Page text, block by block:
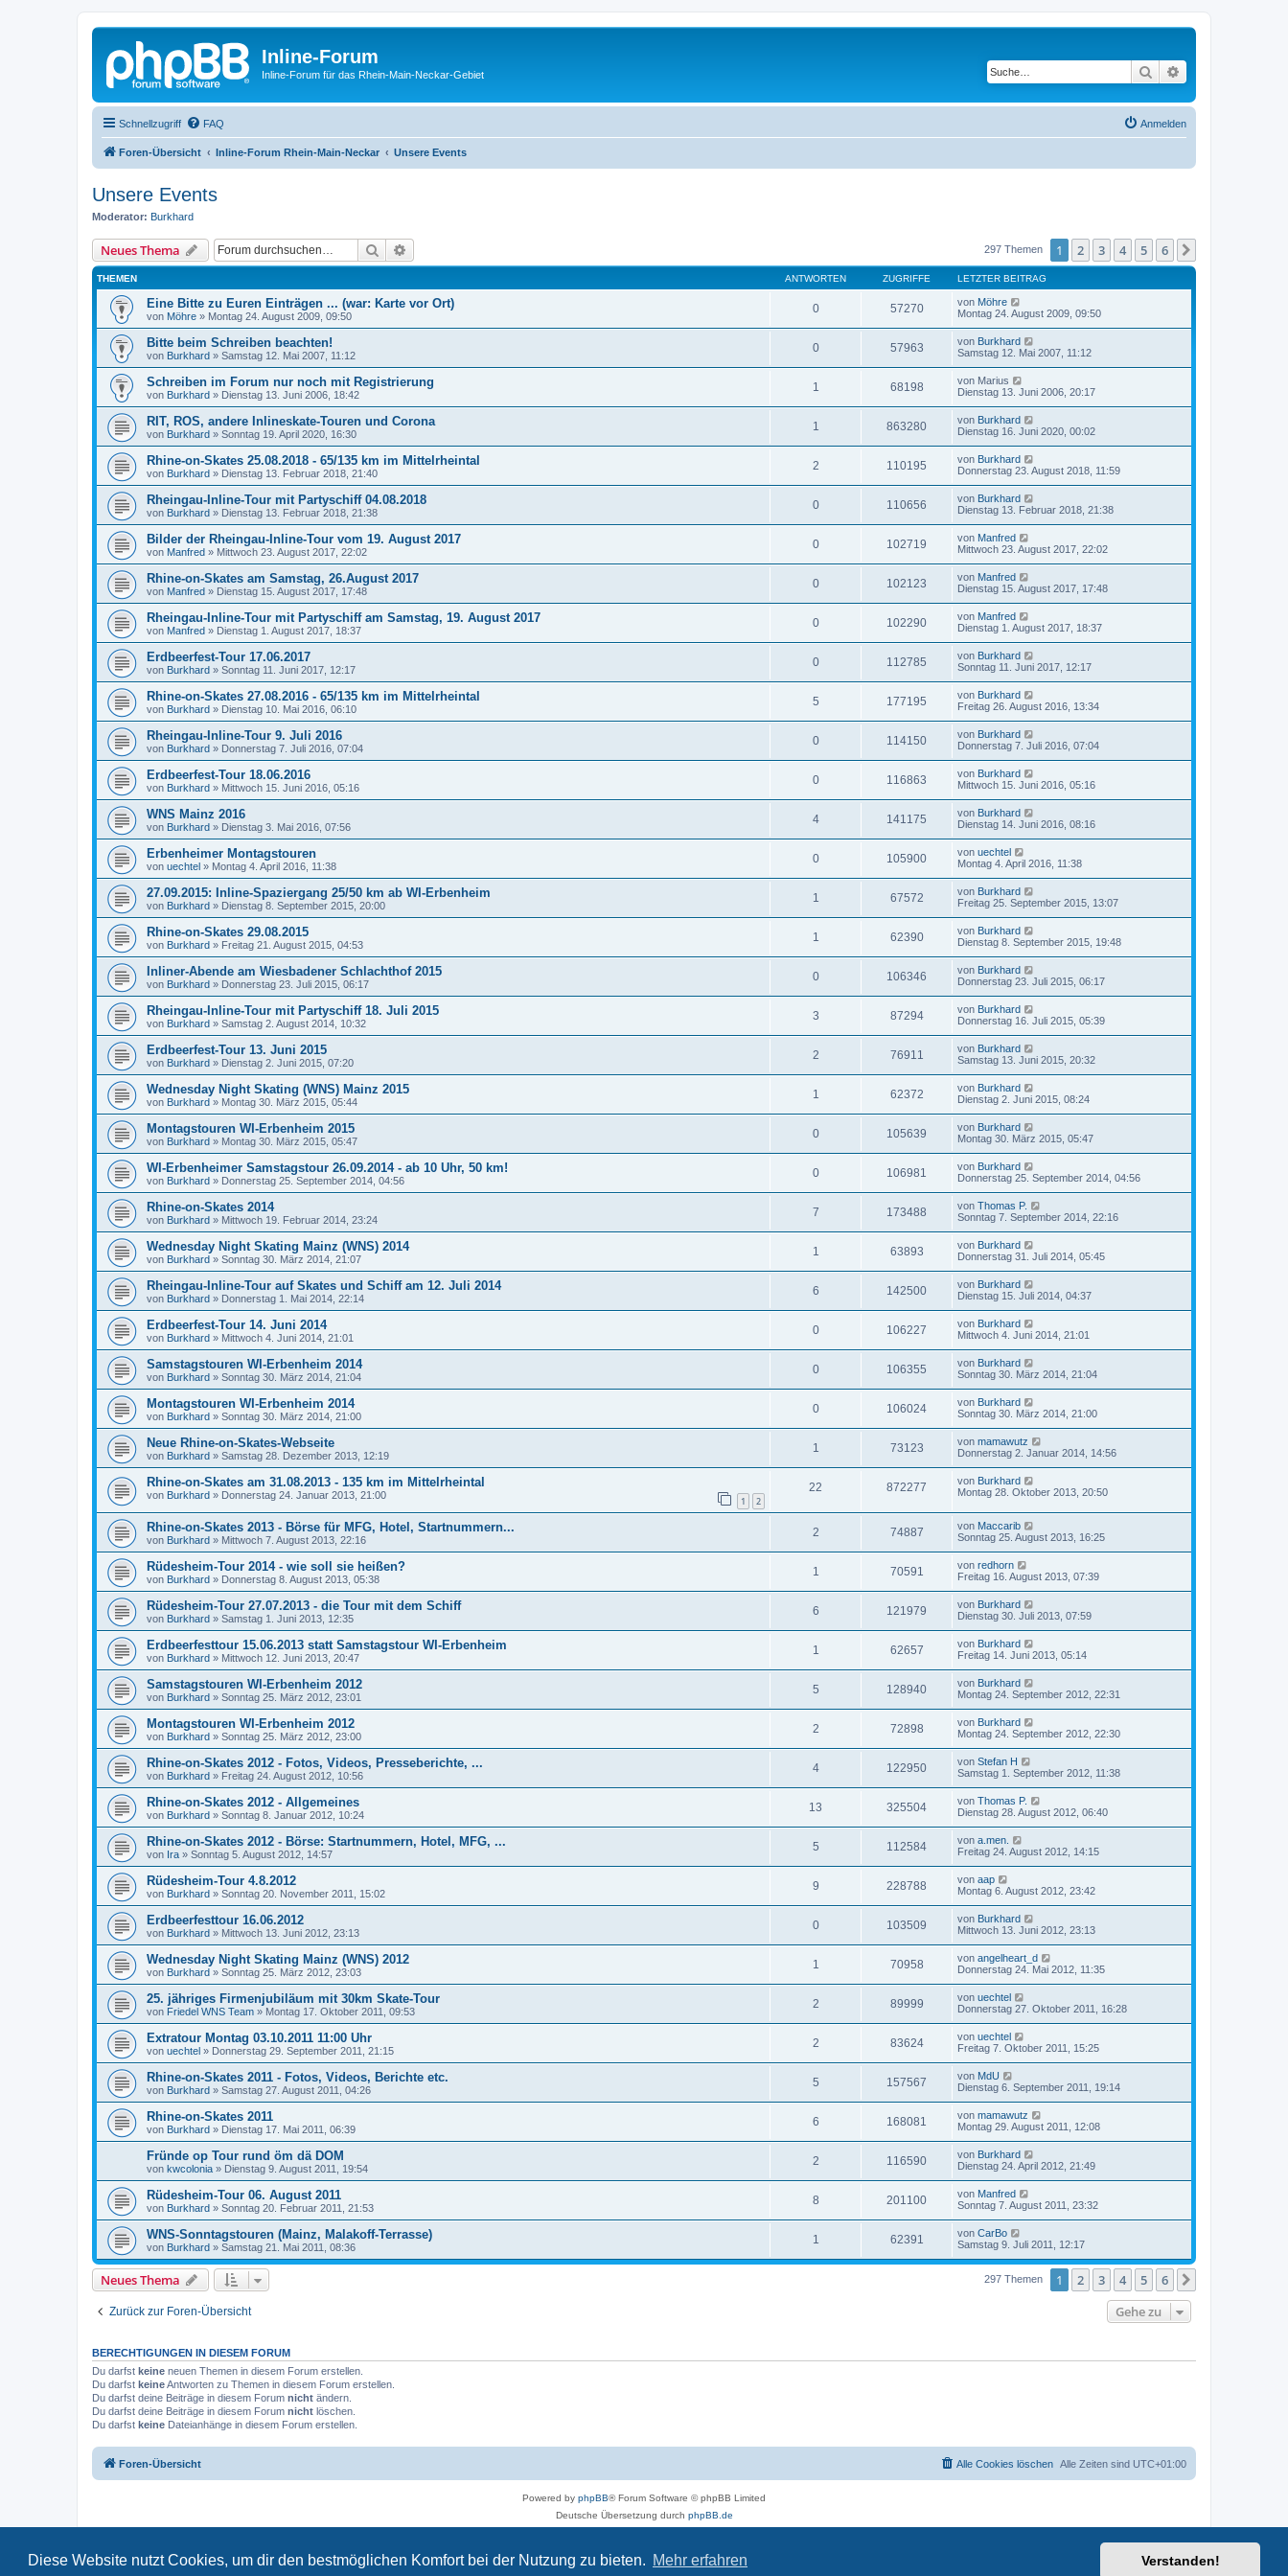
Diese Website nutzt Cookies, um dir den bestmöglichen Komfort bei der Nutzung zu bieten. Mehr erfahren Verstanden!
Inline-Forum
Inline-Forum für das Rhein-Main-Neckar-Gebiet Suche
Schnellzugriff FAQ Anmelden
Foren-Übersicht Inline-Forum Rhein-Main-Neckar Unsere Events
Unsere Events
Moderator: Burkhard
Neues Thema Suche 297 Themen 1 2 3 4 5 6
THEMEN ANTWORTEN ZUGRIFFE LETZTER BEITRAG
Eine Bitte zu Euren Einträgen ... (war: Karte vor Ort)
von Möhre » Montag 24. August 2009, 09:50
0 57270 von Möhre
Montag 24. August 2009, 09:50
Bitte beim Schreiben beachten!
von Burkhard » Samstag 12. Mai 2007, 11:12
0 57963 von Burkhard
Samstag 12. Mai 2007, 11:12
Schreiben im Forum nur noch mit Registrierung
von Burkhard » Dienstag 13. Juni 2006, 18:42
1 68198 von Marius
Dienstag 13. Juni 2006, 20:17
RIT, ROS, andere Inlineskate-Touren und Corona
von Burkhard » Sonntag 19. April 2020, 16:30
1 863280 von Burkhard
Dienstag 16. Juni 2020, 00:02
Rhine-on-Skates 25.08.2018 - 65/135 km im Mittelrheintal
von Burkhard » Dienstag 13. Februar 2018, 21:40
2 110195 von Burkhard
Donnerstag 23. August 2018, 11:59
Rheingau-Inline-Tour mit Partyschiff 04.08.2018
von Burkhard » Dienstag 13. Februar 2018, 21:38
0 110656 von Burkhard
Dienstag 13. Februar 2018, 21:38
Bilder der Rheingau-Inline-Tour vom 19. August 2017
von Manfred » Mittwoch 23. August 2017, 22:02
0 102719 von Manfred
Mittwoch 23. August 2017, 22:02
Rhine-on-Skates am Samstag, 26.August 2017
von Manfred » Dienstag 15. August 2017, 17:48
0 102123 von Manfred
Dienstag 15. August 2017, 17:48
Rheingau-Inline-Tour mit Partyschiff am Samstag, 19. August 2017
von Manfred » Dienstag 1. August 2017, 18:37
0 102290 von Manfred
Dienstag 1. August 2017, 18:37
Erdbeerfest-Tour 17.06.2017
von Burkhard » Sonntag 11. Juni 2017, 12:17
0 112785 von Burkhard
Sonntag 11. Juni 2017, 12:17
Rhine-on-Skates 27.08.2016 - 65/135 km im Mittelrheintal
von Burkhard » Dienstag 10. Mai 2016, 06:10
5 177195 von Burkhard
Freitag 26. August 2016, 13:34
Rheingau-Inline-Tour 9. Juli 2016
von Burkhard » Donnerstag 7. Juli 2016, 07:04
0 114150 von Burkhard
Donnerstag 7. Juli 2016, 07:04
Erdbeerfest-Tour 18.06.2016
von Burkhard » Mittwoch 15. Juni 2016, 05:16
0 116863 von Burkhard
Mittwoch 15. Juni 2016, 05:16
WNS Mainz 2016
von Burkhard » Dienstag 3. Mai 2016, 07:56
4 141175 von Burkhard
Dienstag 14. Juni 2016, 08:16
Erbenheimer Montagstouren
von uechtel » Montag 4. April 2016, 11:38
0 105900 von uechtel
Montag 4. April 2016, 11:38
27.09.2015: Inline-Spaziergang 25/50 km ab WI-Erbenheim
von Burkhard » Dienstag 8. September 2015, 20:00
1 67572 von Burkhard
Freitag 25. September 2015, 13:07
Rhine-on-Skates 29.08.2015
von Burkhard » Freitag 21. August 2015, 04:53
1 62390 von Burkhard
Dienstag 8. September 2015, 19:48
Inliner-Abende am Wiesbadener Schlachthof 2015
von Burkhard » Donnerstag 23. Juli 2015, 06:17
0 106346 von Burkhard
Donnerstag 23. Juli 2015, 06:17
Rheingau-Inline-Tour mit Partyschiff 18. Juli 2015
von Burkhard » Samstag 2. August 2014, 10:32
3 87294 von Burkhard
Donnerstag 16. Juli 2015, 05:39
Erdbeerfest-Tour 13. Juni 2015
von Burkhard » Dienstag 2. Juni 2015, 07:20
2 76911 von Burkhard
Samstag 13. Juni 2015, 20:32
Wednesday Night Skating (WNS) Mainz 2015
von Burkhard » Montag 30. März 2015, 05:44
1 62372 von Burkhard
Dienstag 2. Juni 2015, 08:24
Montagstouren WI-Erbenheim 2015
von Burkhard » Montag 30. März 2015, 05:47
0 105639 von Burkhard
Montag 30. März 2015, 05:47
WI-Erbenheimer Samstagstour 26.09.2014 - ab 10 Uhr, 50 km!
von Burkhard » Donnerstag 25. September 2014, 04:56
0 106981 von Burkhard
Donnerstag 25. September 2014, 04:56
Rhine-on-Skates 2014
von Burkhard » Mittwoch 19. Februar 2014, 23:24
7 173488 von Thomas P.
Sonntag 7. September 2014, 22:16
Wednesday Night Skating Mainz (WNS) 2014
von Burkhard » Sonntag 30. März 2014, 21:07
1 63893 von Burkhard
Donnerstag 31. Juli 2014, 05:45
Rheingau-Inline-Tour auf Skates und Schiff am 12. Juli 2014
von Burkhard » Donnerstag 1. Mai 2014, 22:14
6 142500 von Burkhard
Dienstag 15. Juli 2014, 04:37
Erdbeerfest-Tour 14. Juni 2014
von Burkhard » Mittwoch 4. Juni 2014, 21:01
0 106227 von Burkhard
Mittwoch 4. Juni 2014, 21:01
Samstagstouren WI-Erbenheim 2014
von Burkhard » Sonntag 30. März 2014, 21:04
0 106355 von Burkhard
Sonntag 30. März 2014, 21:04
Montagstouren WI-Erbenheim 2014
von Burkhard » Sonntag 30. März 2014, 21:00
0 106024 von Burkhard
Sonntag 30. März 2014, 21:00
Neue Rhine-on-Skates-Webseite
von Burkhard » Samstag 28. Dezember 2013, 12:19
1 73123 von mamawutz
Donnerstag 2. Januar 2014, 14:56
Rhine-on-Skates am 31.08.2013 - 135 km im Mittelrheintal
von Burkhard » Donnerstag 24. Januar 2013, 21:00 1 2
22 872277 von Burkhard
Montag 28. Oktober 2013, 20:50
Rhine-on-Skates 2013 - Börse für MFG, Hotel, Startnummern...
von Burkhard » Mittwoch 7. August 2013, 22:16
2 74887 von Maccarib
Sonntag 25. August 2013, 16:25
Rüdesheim-Tour 2014 - wie soll sie heißen?
von Burkhard » Donnerstag 8. August 2013, 05:38
1 70591 von redhorn
Freitag 16. August 2013, 07:39
Rüdesheim-Tour 27.07.2013 - die Tour mit dem Schiff
von Burkhard » Samstag 1. Juni 2013, 12:35
6 121979 von Burkhard
Dienstag 30. Juli 2013, 07:59
Erdbeerfesttour 15.06.2013 statt Samstagstour WI-Erbenheim
von Burkhard » Mittwoch 12. Juni 2013, 20:47
1 62657 von Burkhard
Freitag 14. Juni 2013, 05:14
Samstagstouren WI-Erbenheim 2012
von Burkhard » Sonntag 25. März 2012, 23:01
5 128940 von Burkhard
Montag 24. September 2012, 22:31
Montagstouren WI-Erbenheim 2012
von Burkhard » Sonntag 25. März 2012, 23:00
2 72898 von Burkhard
Montag 24. September 2012, 22:30
Rhine-on-Skates 2012 - Fotos, Videos, Presseberichte, ...
von Burkhard » Freitag 24. August 2012, 10:56
4 122950 von Stefan H
Samstag 1. September 2012, 11:38
Rhine-on-Skates 2012 - Allgemeines
von Burkhard » Sonntag 8. Januar 2012, 10:24
13 325504 von Thomas P.
Dienstag 28. August 2012, 06:40
Rhine-on-Skates 2012 - Börse: Startnummern, Hotel, MFG, ...
von Ira » Sonntag 5. August 2012, 14:57
5 112584 von a.men.
Freitag 24. August 2012, 14:15
Rüdesheim-Tour 4.8.2012
von Burkhard » Sonntag 20. November 2011, 15:02
9 228788 von aap
Montag 6. August 2012, 23:42
Erdbeerfesttour 16.06.2012
von Burkhard » Mittwoch 13. Juni 2012, 23:13
0 103509 von Burkhard
Mittwoch 13. Juni 2012, 23:13
Wednesday Night Skating Mainz (WNS) 2012
von Burkhard » Sonntag 25. März 2012, 23:03
1 70958 von angelheart_d
Donnerstag 24. Mai 2012, 11:35
25. jähriges Firmenjubiläum mit 30km Skate-Tour
von Friedel WNS Team » Montag 17. Oktober 2011, 09:53
2 89999 von uechtel
Donnerstag 27. Oktober 2011, 16:28
Extratour Montag 03.10.2011 11:00 Uhr
von uechtel » Donnerstag 29. September 2011, 21:15
2 83624 von uechtel
Freitag 7. Oktober 2011, 15:25
Rhine-on-Skates 2011 - Fotos, Videos, Berichte etc.
von Burkhard » Samstag 27. August 2011, 04:26
5 157567 von MdU
Dienstag 6. September 2011, 19:14
Rhine-on-Skates 2011
von Burkhard » Dienstag 17. Mai 2011, 06:39
6 168081 von mamawutz
Montag 29. August 2011, 12:08
Fründe op Tour rund öm dä DOM
von kwcolonia » Dienstag 9. August 2011, 19:54
2 116590 von Burkhard
Dienstag 24. April 2012, 21:49
Rüdesheim-Tour 06. August 2011
von Burkhard » Sonntag 20. Februar 2011, 21:53
8 201100 von Manfred
Sonntag 7. August 2011, 23:32
WNS-Sonntagstouren (Mainz, Malakoff-Terrasse)
von Burkhard » Samstag 21. Mai 2011, 08:36
1 62391 von CarBo
Samstag 9. Juli 2011, 12:17
Neues Thema 297 Themen 1 2 3 4 5 6
Zurück zur Foren-Übersicht Gehe zu
BERECHTIGUNGEN IN DIESEM FORUM
Du darfst keine neuen Themen in diesem Forum erstellen.
Du darfst keineAntworten zu Themen in diesem Forum erstellen.
Du darfst deine Beiträge in diesem Forum nicht ändern.
Du darfst deine Beiträge in diesem Forum nicht löschen.
Du darfst keine Dateianhänge in diesem Forum erstellen.
Foren-Übersicht Alle Zeiten sind UTC+01:00
Alle Cookies löschen
Powered by phpBB® Forum Software © phpBB Limited
Deutsche Übersetzung durch phpBB.de